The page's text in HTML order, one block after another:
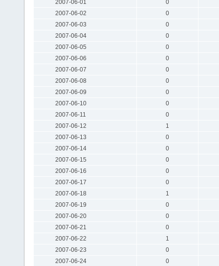
2007-06-01
0
2007-06-02
0
2007-06-03
0
2007-06-04
0
2007-06-05
0
2007-06-06
0
2007-06-07
0
2007-06-08
0
2007-06-09
0
2007-06-10
0
2007-06-11
0
2007-06-12
1
2007-06-13
0
2007-06-14
0
2007-06-15
0
2007-06-16
0
2007-06-17
0
2007-06-18
1
2007-06-19
0
2007-06-20
0
2007-06-21
0
2007-06-22
1
2007-06-23
0
2007-06-24
0